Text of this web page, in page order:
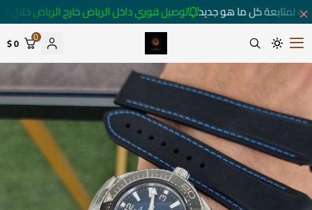
لمتابعة كل ما هو جديد توصيل فوري داخل الرياض خارج الرياض خلال 3 أيام 🚚
متجر ساعات رومانس
0
0 $